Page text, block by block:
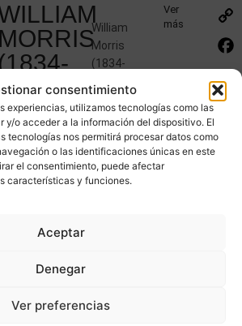
consentimiento
experiencias, utilizamos tecnologías como las
y/o acceder a la información del dispositivo. El
tecnologías nos permitirá procesar datos como
o las identificaciones únicas en este
el consentimiento, puede afectar
características y funciones.
Aceptar
Denegar
Ver preferencias
MORRISWilliam
Morris
(1834-
fue una
de las
personalidades
británicas
más
destacadas
como el
Ver
más